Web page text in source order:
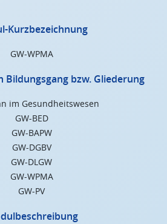
Kurzbezeichnung
GW-WPMA
Bildungsgang bzw. Gliederung
im Gesundheitswesen
GW-BED
GW-BAPW
GW-DGBV
GW-DLGW
GW-WPMA
GW-PV